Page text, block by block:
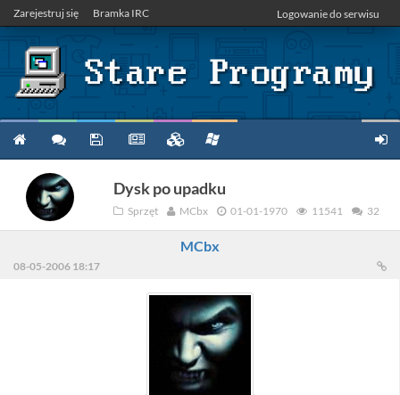
Zarejestruj się Bramka IRC Logowanie do serwisu
Dysk po upadku
Sprzęt MCbx 01-01-1970 11541 32
MCbx
08-05-2006 18:17